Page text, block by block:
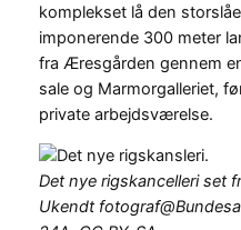
komplekset lå den
imponerende 300 meter
fra Æresgården gennem
sale og Marmorgalleriet,
private arbejdsværelse.
Det nye rigskancelleri set
Ukendt